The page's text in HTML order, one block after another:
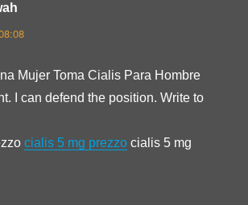
Mujer Toma Cialis Para Hombre
I can defend the position. Write to
cialis 5 mg prezzo cialis 5 mg